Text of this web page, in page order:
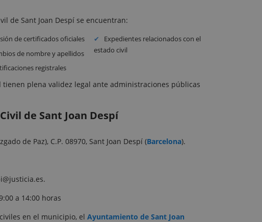
de Sant Joan Despí se encuentran:
de certificados oficiales
de nombre y apellidos
registrales
Expedientes relacionados con el
estado civil
tienen plena validez legal ante administraciones públicas
de Sant Joan Despí
de Paz), C.P. 08970, Sant Joan Despí (Barcelona).
a 14:00 horas
en el municipio, el Ayuntamiento de Sant Joan